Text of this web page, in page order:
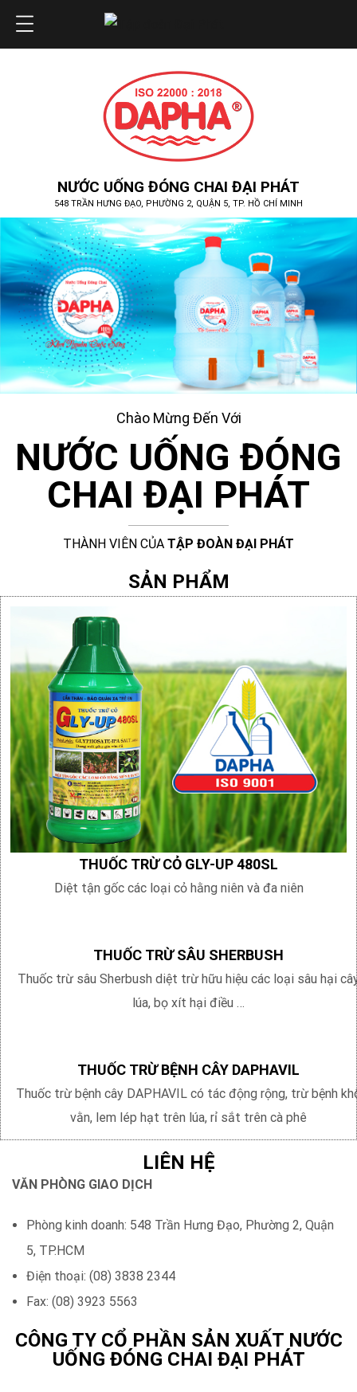
NƯỚC UỐNG ĐÓNG CHAI ĐẠI PHÁT
548 TRẦN HƯNG ĐẠO, PHƯỜNG 2, QUẬN 5, TP. HỒ CHÍ MINH
Chào Mừng Đến Với
NƯỚC UỐNG ĐÓNG
CHAI ĐẠI PHÁT
THÀNH VIÊN CỦA TẬP ĐOÀN ĐẠI PHÁT
SẢN PHẨM
THUỐC TRỪ CỎ GLY-UP 480SL
Diệt tận gốc các loại cỏ hằng niên và đa niên
THUỐC TRỪ SÂU SHERBUSH
Thuốc trừ sâu Sherbush diệt trừ hữu hiệu các loại sâu hại
lúa, bọ xít hại điều …
THUỐC TRỪ BỆNH CÂY DAPHAVIL
Thuốc trừ bệnh cây DAPHAVIL có tác động rộng, trừ bệnh
vằn, lem lép hạt trên lúa, rỉ sắt trên cà phê
LIÊN HỆ
VĂN PHÒNG GIAO DỊCH
Phòng kinh doanh: 548 Trần Hưng Đạo, Phường 2, Quận
5, TP.HCM
Điện thoại: (08) 3838 2344
Fax: (08) 3923 5563
CÔNG TY CỔ PHẦN SẢN XUẤT NƯỚC
UỐNG ĐÓNG CHAI ĐẠI PHÁT